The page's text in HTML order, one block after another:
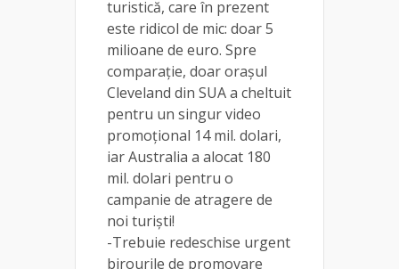
turistică, care în prezent
este ridicol de mic: doar 5
milioane de euro. Spre
comparaţie, doar oraşul
Cleveland din SUA a cheltuit
pentru un singur video
promoţional 14 mil. dolari,
iar Australia a alocat 180
mil. dolari pentru o
campanie de atragere de
noi turişti!
-Trebuie redeschise urgent
birourile de promovare